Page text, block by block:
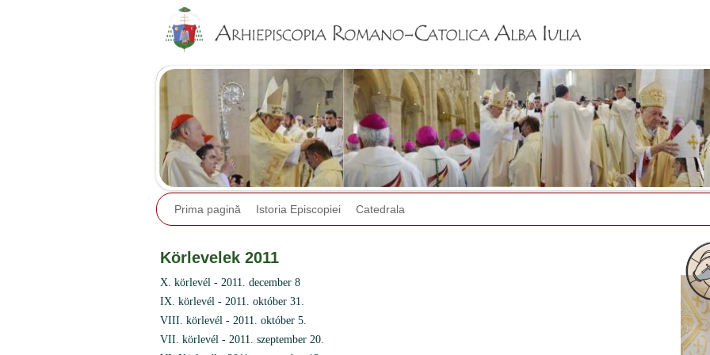
Prima pagină Istoria Episcopiei Catedrala
Körlevelek 2011
X. körlevél - 2011. december 8
IX. körlevél - 2011. október 31.
VIII. körlevél - 2011. október 5.
VII. körlevél - 2011. szeptember 20.